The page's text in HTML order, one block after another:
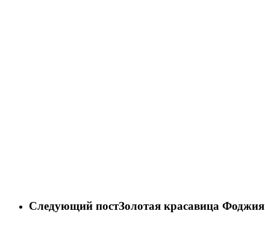
Следующий постЗолотая красавица Фоджия